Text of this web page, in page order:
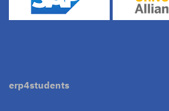
erp4students